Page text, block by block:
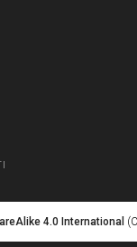
4.0 International